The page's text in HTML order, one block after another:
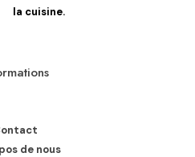
la cuisine.
de nous